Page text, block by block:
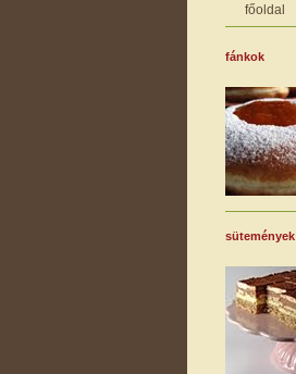
főoldal
fánkok
sütemények